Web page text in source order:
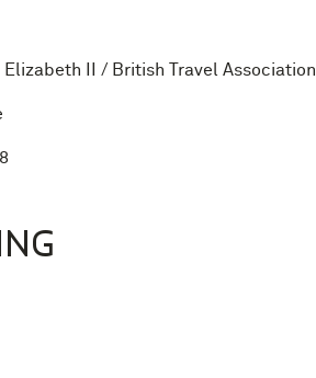
Elizabeth II / British Travel Association